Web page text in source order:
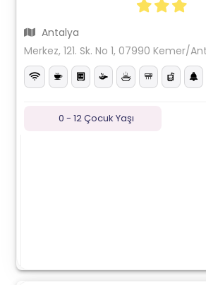
Antalya
Merkez, 121. Sk. No 1, 07990 Kemer/
0 - 12 Çocuk Yaşı